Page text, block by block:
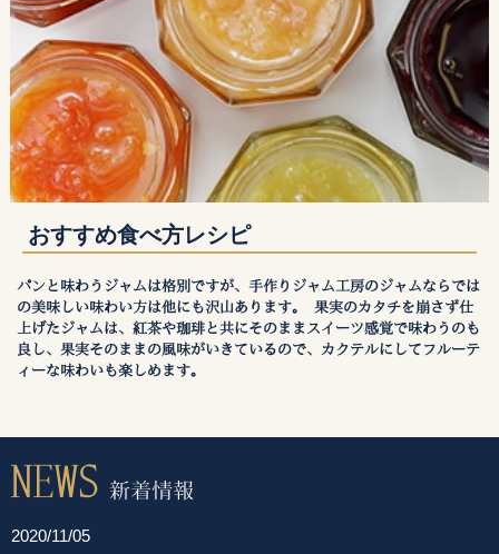
おすすめ食べ方レシピ
パンと味わうジャムは格別ですが、手作りジャム工房のジャムならでは
の美味しい味わい方は他にも沢山あります。 果実のカタチを崩さず仕
上げたジャムは、紅茶や珈琲と共にそのままスイーツ感覚で味わうのも
良し、果実そのままの風味がいきているので、カクテルにしてフルーテ
ィーな味わいも楽しめます。
NEWS 新着情報
2020/11/05